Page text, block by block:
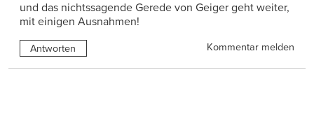
und das nichtssagende Gerede von Geiger geht weiter,
mit einigen Ausnahmen!
Antworten Kommentar melden